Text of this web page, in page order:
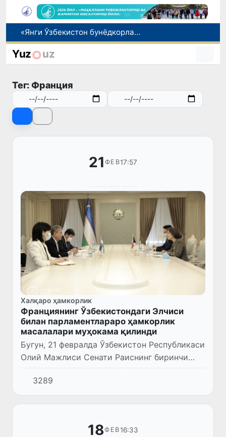
«Янги Ўзбекистон бунёдкорлари» танлови ғолиблари тақдирланди
Олтой компанияси Ўзбекистонда фитотерапевтик маҳсулотлар ишлаб чиқаришни режалаштирмоқда
Вакант ўринларга ўқишга кириш имконияти яратилади
Yuz uz
Тег: Франция
21 ФЕВ17:57
Халқаро ҳамкорлик
Франциянинг Ўзбекистондаги Элчиси
билан парламентлараро ҳамкорлик
масалалари муҳокама қилинди
Бугун, 21 февралда Ўзбекистон Республикаси
Олий Мажлиси Сенати Раиснинг биринчи
ўринбосари С.Сафоев Франциянинг
Ўзбекистондаги Элчиси О.Бушез билан
учрашди.
3289
18ФЕВ16:33